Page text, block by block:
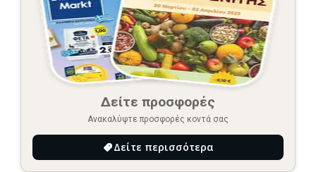
Δείτε προσφορές
Ανακαλύψτε προσφορές κοντά σας
Δείτε περισσότερα